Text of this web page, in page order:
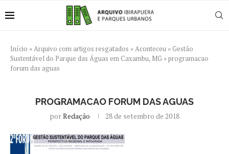
Início »Arquivo com artigos resgatados »Aconteceu » Gestão
Sustentável do Parque das Águas em Caxambu, MG »programacao
forum das aguas
PROGRAMACAO FORUM DAS AGUAS
porRedação 28 de setembro de 2018